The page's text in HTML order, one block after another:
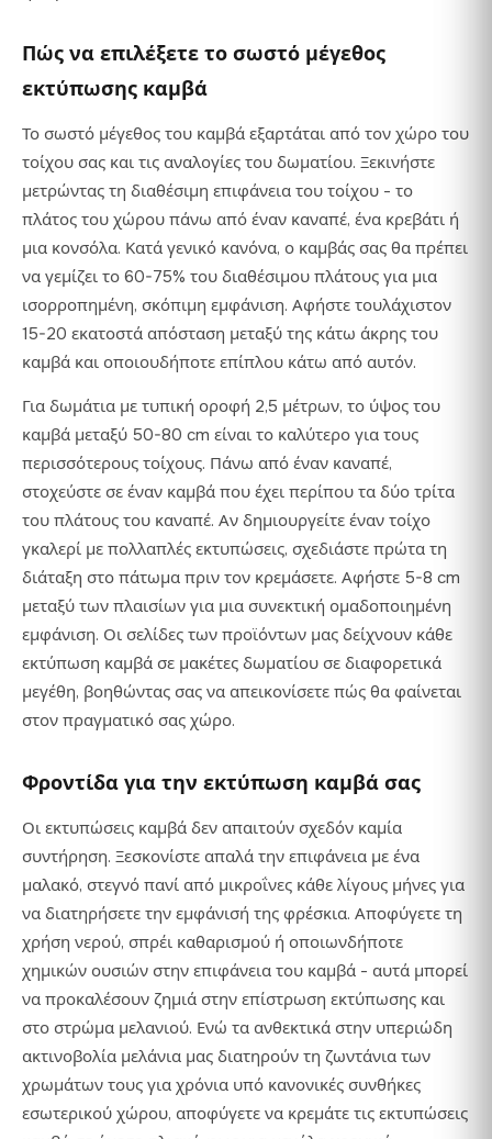
Πώς να επιλέξετε το σωστό μέγεθος
εκτύπωσης καμβά
Το σωστό μέγεθος του καμβά εξαρτάται από τον χώρο του
τοίχου σας και τις αναλογίες του δωματίου. Ξεκινήστε
μετρώντας τη διαθέσιμη επιφάνεια του τοίχου - το
πλάτος του χώρου πάνω από έναν καναπέ, ένα κρεβάτι ή
μια κονσόλα. Κατά γενικό κανόνα, ο καμβάς σας θα πρέπει
να γεμίζει το 60-75% του διαθέσιμου πλάτους για μια
ισορροπημένη, σκόπιμη εμφάνιση. Αφήστε τουλάχιστον
15-20 εκατοστά απόσταση μεταξύ της κάτω άκρης του
καμβά και οποιουδήποτε επίπλου κάτω από αυτόν.
Για δωμάτια με τυπική οροφή 2,5 μέτρων, το ύψος του
καμβά μεταξύ 50-80 cm είναι το καλύτερο για τους
περισσότερους τοίχους. Πάνω από έναν καναπέ,
στοχεύστε σε έναν καμβά που έχει περίπου τα δύο τρίτα
του πλάτους του καναπέ. Αν δημιουργείτε έναν τοίχο
γκαλερί με πολλαπλές εκτυπώσεις, σχεδιάστε πρώτα τη
διάταξη στο πάτωμα πριν τον κρεμάσετε. Αφήστε 5-8 cm
μεταξύ των πλαισίων για μια συνεκτική ομαδοποιημένη
εμφάνιση. Οι σελίδες των προϊόντων μας δείχνουν κάθε
εκτύπωση καμβά σε μακέτες δωματίου σε διαφορετικά
μεγέθη, βοηθώντας σας να απεικονίσετε πώς θα φαίνεται
στον πραγματικό σας χώρο.
Φροντίδα για την εκτύπωση καμβά σας
Οι εκτυπώσεις καμβά δεν απαιτούν σχεδόν καμία
συντήρηση. Ξεσκονίστε απαλά την επιφάνεια με ένα
μαλακό, στεγνό πανί από μικροΐνες κάθε λίγους μήνες για
να διατηρήσετε την εμφάνισή της φρέσκια. Αποφύγετε τη
χρήση νερού, σπρέι καθαρισμού ή οποιωνδήποτε
χημικών ουσιών στην επιφάνεια του καμβά - αυτά μπορεί
να προκαλέσουν ζημιά στην επίστρωση εκτύπωσης και
στο στρώμα μελανιού. Ενώ τα ανθεκτικά στην υπεριώδη
ακτινοβολία μελάνια μας διατηρούν τη ζωντάνια των
χρωμάτων τους για χρόνια υπό κανονικές συνθήκες
εσωτερικού χώρου, αποφύγετε να κρεμάτε τις εκτυπώσεις